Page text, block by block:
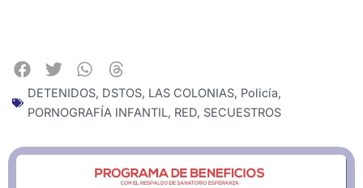
DETENIDOS, DSTOS, LAS COLONIAS, Policía,
PORNOGRAFÍA INFANTIL, RED, SECUESTROS